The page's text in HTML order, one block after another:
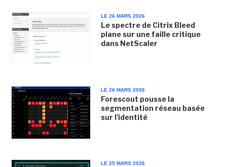
LE 26 MARS 2026
Le spectre de Citrix Bleed
plane sur une faille critique
dans NetScaler
LE 26 MARS 2026
Forescout pousse la
segmentation réseau basée
sur l'identité
LE 25 MARS 2026